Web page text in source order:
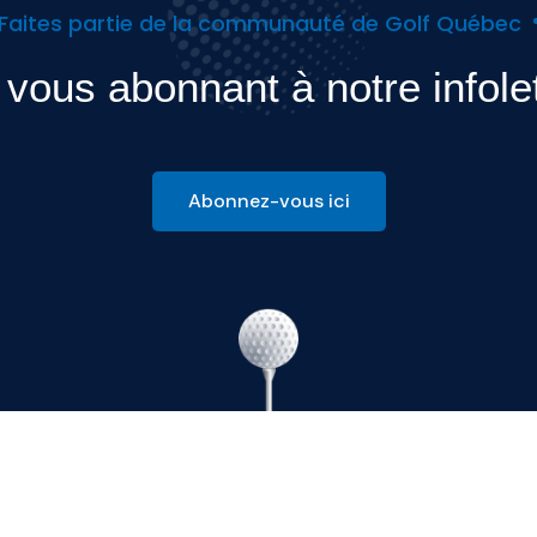
partie de la communauté de Golf Québec
abonnant à notre
Abonnez-vous ici